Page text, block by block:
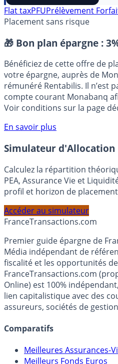
⭐️ Suivre sur Google
Placement sans risque
🎁 Bon plan épargne :
Bénéficiez de cette offre de
votre épargne, auprès de
rémunéré Rentabilis. Il n’est
Voir conditions sur la page
En savoir plus
Simulateur d'Allocation
Calculez la répartition
profil et horizon de placement.
FranceTransactions.com
Premier guide épargne de
Média indépendant de
fiscalité et les opportunités
FranceTransactions.com
Online) est 100%
assureurs, sociétés de gestion,
Comparatifs